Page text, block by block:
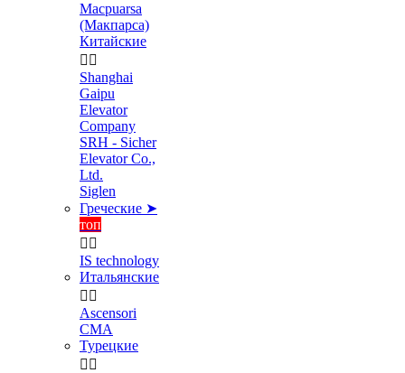
Macpuarsa
(Макпарса)
Китайские
 
Shanghai
Gaipu
Elevator
Company
SRH - Sicher
Elevator Co.,
Ltd.
Siglen
Греческие ➤
топ
 
IS technology
Итальянские
 
Ascensori
CMA
Турецкие
 